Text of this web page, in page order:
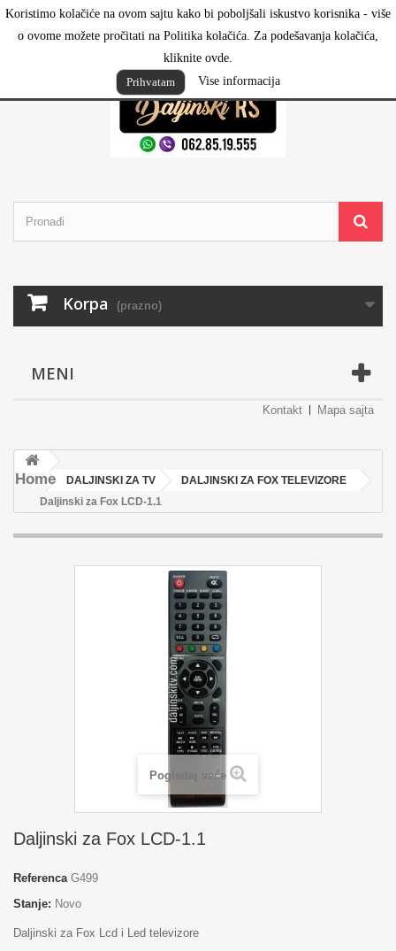
Koristimo kolačiće na ovom sajtu kako bi poboljšali iskustvo korisnika - više
o ovome možete pročitati na Politika kolačića. Za podešavanja kolačića,
kliknite ovde.
Prihvatam
Vise informacija
Prijavi se
Korpa (prazno)
MENI
Kontakt Mapa sajta
Home DALJINSKI ZA TV
DALJINSKI ZA FOX TELEVIZORE
Daljinski za Fox LCD-1.1
Pogledaj veće
Daljinski za Fox LCD-1.1
Referenca G499
Stanje: Novo
Daljinski za Fox Lcd i Led televizore